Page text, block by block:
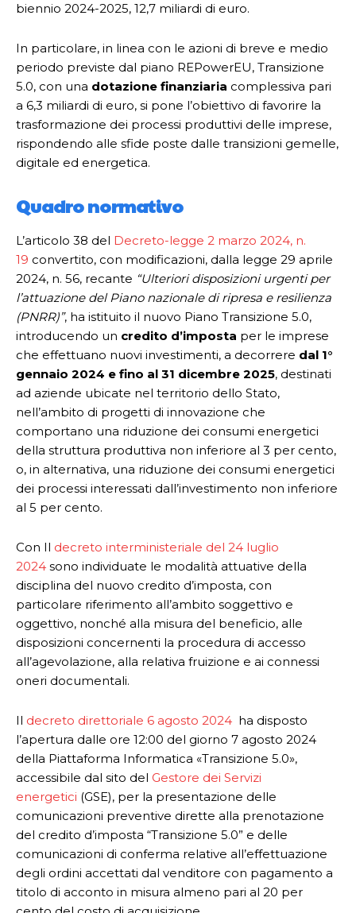
biennio 2024-2025, 12,7 miliardi di euro.
In particolare, in linea con le azioni di breve e medio
periodo previste dal piano REPowerEU, Transizione
5.0, con una dotazione finanziaria complessiva pari
a 6,3 miliardi di euro, si pone l’obiettivo di favorire la
trasformazione dei processi produttivi delle imprese,
rispondendo alle sfide poste dalle transizioni gemelle,
digitale ed energetica.
Quadro normativo
L’articolo 38 del Decreto-legge 2 marzo 2024, n.
19 convertito, con modificazioni, dalla legge 29 aprile
2024, n. 56, recante “Ulteriori disposizioni urgenti per
l’attuazione del Piano nazionale di ripresa e resilienza
(PNRR)”, ha istituito il nuovo Piano Transizione 5.0,
introducendo un credito d’imposta per le imprese
che effettuano nuovi investimenti, a decorrere dal 1°
gennaio 2024 e fino al 31 dicembre 2025, destinati
ad aziende ubicate nel territorio dello Stato,
nell’ambito di progetti di innovazione che
comportano una riduzione dei consumi energetici
della struttura produttiva non inferiore al 3 per cento,
o, in alternativa, una riduzione dei consumi energetici
dei processi interessati dall’investimento non inferiore
al 5 per cento.
Con Il decreto interministeriale del 24 luglio
2024 sono individuate le modalità attuative della
disciplina del nuovo credito d’imposta, con
particolare riferimento all’ambito soggettivo e
oggettivo, nonché alla misura del beneficio, alle
disposizioni concernenti la procedura di accesso
all’agevolazione, alla relativa fruizione e ai connessi
oneri documentali.
Il decreto direttoriale 6 agosto 2024 ha disposto
l’apertura dalle ore 12:00 del giorno 7 agosto 2024
della Piattaforma Informatica «Transizione 5.0»,
accessibile dal sito del Gestore dei Servizi
energetici (GSE), per la presentazione delle
comunicazioni preventive dirette alla prenotazione
del credito d’imposta “Transizione 5.0” e delle
comunicazioni di conferma relative all’effettuazione
degli ordini accettati dal venditore con pagamento a
titolo di acconto in misura almeno pari al 20 per